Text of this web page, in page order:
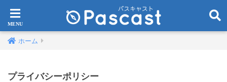
ホーム
プライバシーポリシー